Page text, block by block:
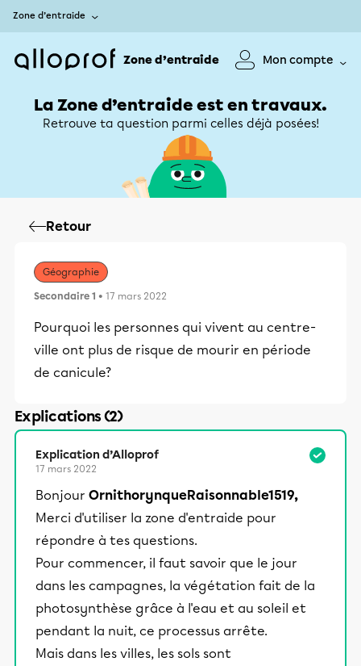
Zone d’entraide
Zone d’entraide Mon compte
La Zone d’entraide est en travaux.
Retrouve ta question parmi celles déjà posées!
Retour
Géographie
Secondaire 1 • 17 mars 2022
Pourquoi les personnes qui vivent au centre-
ville ont plus de risque de mourir en période
de canicule?
Explications (2)
Explication d’Alloprof
17 mars 2022
Bonjour OrnithorynqueRaisonnable1519,
Merci d'utiliser la zone d'entraide pour
répondre à tes questions.
Pour commencer, il faut savoir que le jour
dans les campagnes, la végétation fait de la
photosynthèse grâce à l'eau et au soleil et
pendant la nuit, ce processus arrête.
Mais dans les villes, les sols sont